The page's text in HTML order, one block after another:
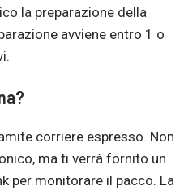
la preparazione della
avviene entro 1 o
corriere espresso. Non
ma ti verrà fornito un
per monitorare il pacco. La